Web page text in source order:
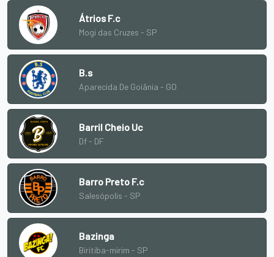
Átrios F.c
Mogi das Cruzes - SP
B.s
Aparecida De Goiânia - GO
Barril Cheio Uc
Df - DF
Barro Preto F.c
Salesópolis - SP
Bazinga
Biritiba-mirim - SP